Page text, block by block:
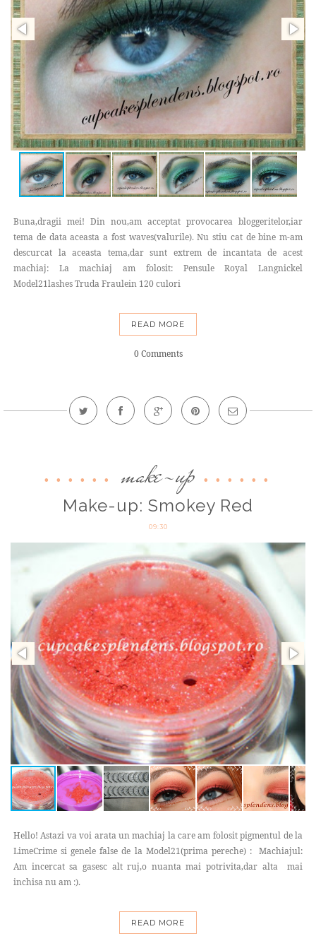
Buna,dragii mei! Din nou,am acceptat provocarea bloggeritelor,iar
tema de data aceasta a fost waves(valurile). Nu stiu cat de bine m-am
descurcat la aceasta tema,dar sunt extrem de incantata de acest
machiaj: La machiaj am folosit: Pensule Royal Langnickel
Model21lashes Truda Fraulein 120 culori
READ MORE
0 Comments
make-up
Make-up: Smokey Red
09:30
Hello! Astazi va voi arata un machiaj la care am folosit pigmentul de la
LimeCrime si genele false de la Model21(prima pereche) : Machiajul:
Am incercat sa gasesc alt ruj,o nuanta mai potrivita,dar alta mai
inchisa nu am :).
READ MORE